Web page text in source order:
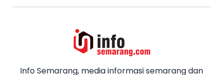
Info Semarang, media informasi semarang dan